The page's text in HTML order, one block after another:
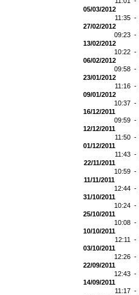
05/03/2012
11:35 -
27/02/2012
09:23 -
13/02/2012
10:22 -
06/02/2012
09:58 -
23/01/2012
11:16 -
09/01/2012
10:37 -
16/12/2011
09:59 -
12/12/2011
11:50 -
01/12/2011
11:43 -
22/11/2011
10:59 -
11/11/2011
12:44 -
31/10/2011
10:24 -
25/10/2011
10:08 -
10/10/2011
12:11 -
03/10/2011
12:26 -
22/09/2011
12:43 -
14/09/2011
11:17 -